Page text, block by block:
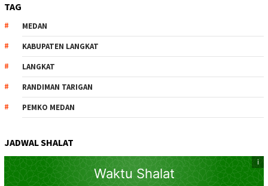
TAG
MEDAN
KABUPATEN LANGKAT
LANGKAT
RANDIMAN TARIGAN
PEMKO MEDAN
JADWAL SHALAT